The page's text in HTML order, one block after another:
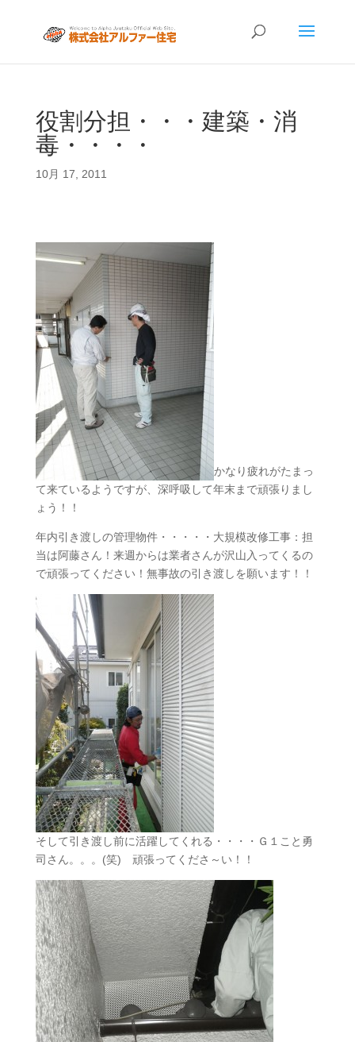
役割分担・・・建築・消
毒・・・・
10月 17, 2011
かなり疲れがたまっ
て来ているようですが、深呼吸して年末まで頑張りまし
ょう！！
年内引き渡しの管理物件・・・・・大規模改修工事：担
当は阿藤さん！来週からは業者さんが沢山入ってくるの
で頑張ってください！無事故の引き渡しを願います！！
そして引き渡し前に活躍してくれる・・・・Ｇ１こと勇
司さん。。。(笑) 頑張ってくださ～い！！